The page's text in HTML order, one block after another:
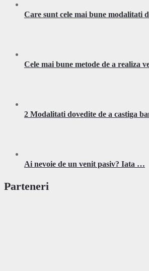
Care sunt cele mai bune modalitati
Cele mai bune metode de a realiza
2 Modalitati dovedite de a castiga
Ai nevoie de un venit pasiv? Iata …
Parteneri